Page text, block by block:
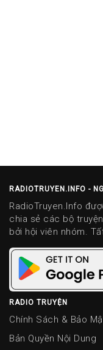
RADIOTRUYEN.INFO -
RadioTruyen.Info
chia sẻ các bộ
bởi hội viên nhóm.
RADIO TRUYỆN
Chính Sách & Bảo
Bản Quyền Nội Dung